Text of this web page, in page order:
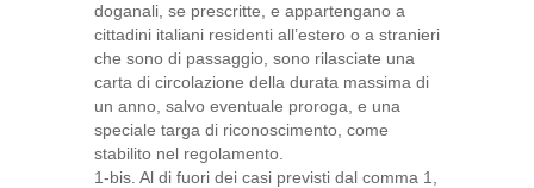
doganali, se prescritte, e appartengano a
cittadini italiani residenti all’estero o a stranieri
che sono di passaggio, sono rilasciate una
carta di circolazione della durata massima di
un anno, salvo eventuale proroga, e una
speciale targa di riconoscimento, come
stabilito nel regolamento.
1-bis. Al di fuori dei casi previsti dal comma 1,